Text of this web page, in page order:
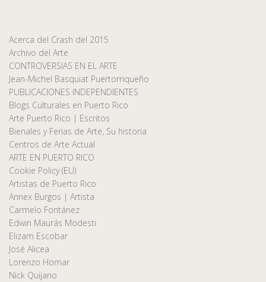
Acerca del Crash del 2015
Archivo del Arte
CONTROVERSIAS EN EL ARTE
Jean-Michel Basquiat Puertorriqueño
PUBLICACIONES INDEPENDIENTES
Blogs Culturales en Puerto Rico
Arte Puerto Rico | Escritos
Bienales y Ferias de Arte, Su historia
Centros de Arte Actual
ARTE EN PUERTO RICO
Cookie Policy (EU)
Artistas de Puerto Rico
Annex Burgos | Artista
Carmelo Fontánez
Edwin Maurás Modesti
Elizam Escobar
José Alicea
Lorenzo Homar
Nick Quijano